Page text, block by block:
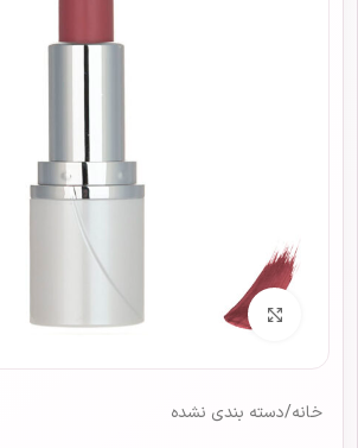
برای بزرگنمایی کلیک کنید
خانه/دسته بندی نشده